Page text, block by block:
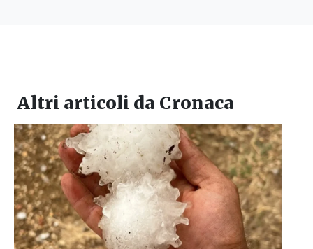
Altri articoli da Cronaca